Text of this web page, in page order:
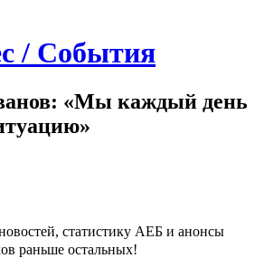
/ События
«Мы каждый день
статистику АЕБ и анонсы
раньше остальных!